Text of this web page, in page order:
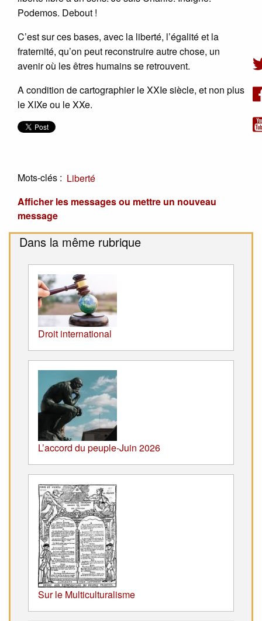
Podemos. Debout !
C’est sur ces bases, avec la liberté, l’égalité et la
fraternité, qu’on peut reconstruire autre chose, un
avenir où les êtres humains se retrouvent.
A condition de cartographier le XXIe siècle, et non plus
le XIXe ou le XXe.
Mots-clés : Liberté
Afficher les messages ou mettre un nouveau
message
Dans la même rubrique
Droit international
L’accord du peuple-Juin 2026
Sur le Multiculturalisme